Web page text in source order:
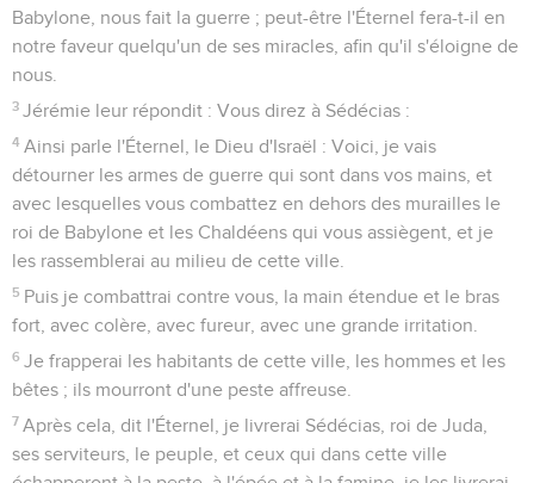
Babylone, nous fait la guerre ; peut-être l'Éternel fera-t-il en
notre faveur quelqu'un de ses miracles, afin qu'il s'éloigne de
nous.
3 Jérémie leur répondit : Vous direz à Sédécias :
4 Ainsi parle l'Éternel, le Dieu d'Israël : Voici, je vais
détourner les armes de guerre qui sont dans vos mains, et
avec lesquelles vous combattez en dehors des murailles le
roi de Babylone et les Chaldéens qui vous assiègent, et je
les rassemblerai au milieu de cette ville.
5 Puis je combattrai contre vous, la main étendue et le bras
fort, avec colère, avec fureur, avec une grande irritation.
6 Je frapperai les habitants de cette ville, les hommes et les
bêtes ; ils mourront d'une peste affreuse.
7 Après cela, dit l'Éternel, je livrerai Sédécias, roi de Juda,
ses serviteurs, le peuple, et ceux qui dans cette ville